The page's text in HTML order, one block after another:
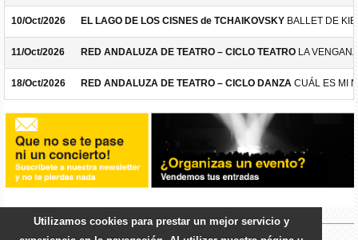
10/Oct/2026 EL LAGO DE LOS CISNES de TCHAIKOVSKY BALLET DE
11/Oct/2026 RED ANDALUZA DE TEATRO – CICLO TEATRO LA
18/Oct/2026 RED ANDALUZA DE TEATRO – CICLO DANZA CUÁL ES MI
Utilizamos cookies para prestar un mejor servicio y